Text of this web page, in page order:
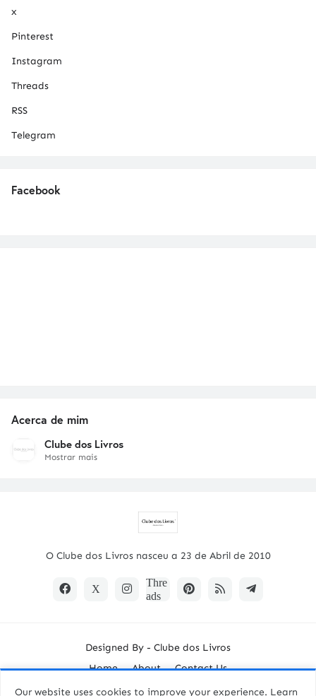
x
Pinterest
Instagram
Threads
RSS
Telegram
Facebook
Acerca de mim
Clube dos Livros
Mostrar mais
O Clube dos Livros nasceu a 23 de Abril de 2010
Designed By - Clube dos Livros
Home
About Contact Us
Our website uses cookies to improve your experience. Learn